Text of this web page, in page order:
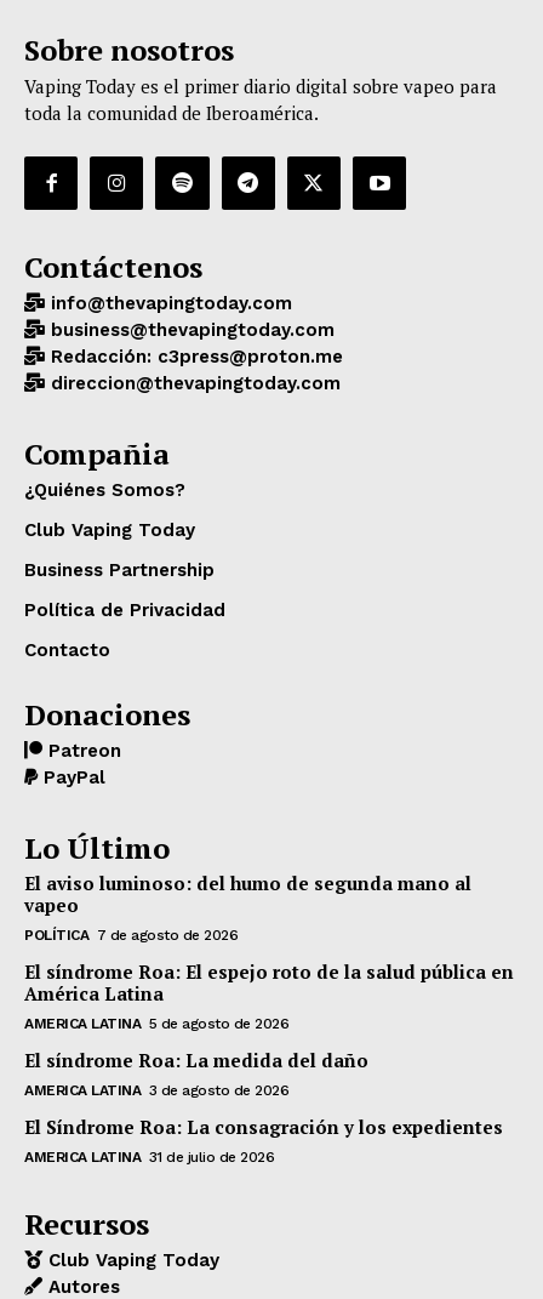
Sobre nosotros
Vaping Today es el primer diario digital sobre vapeo para
toda la comunidad de Iberoamérica.
Contáctenos
info@thevapingtoday.com
business@thevapingtoday.com
Redacción: c3press@proton.me
direccion@thevapingtoday.com
Compañia
¿Quiénes Somos?
Club Vaping Today
Business Partnership
Política de Privacidad
Contacto
Donaciones
Patreon
PayPal
Lo Último
El aviso luminoso: del humo de segunda mano al
vapeo
POLÍTICA 7 de agosto de 2026
El síndrome Roa: El espejo roto de la salud pública en
América Latina
AMERICA LATINA 5 de agosto de 2026
El síndrome Roa: La medida del daño
AMERICA LATINA 3 de agosto de 2026
El Síndrome Roa: La consagración y los expedientes
AMERICA LATINA 31 de julio de 2026
Recursos
Club Vaping Today
Autores